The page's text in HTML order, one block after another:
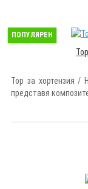
ПОПУЛЯРЕН
Тор за хортензия /
представя